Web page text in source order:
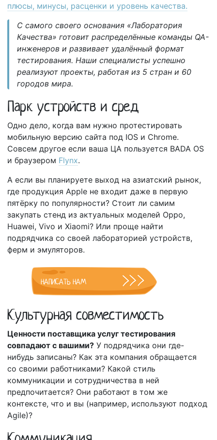
плюсы, минусы, расценки и уровень качества.
С самого своего основания «Лаборатория
Качества» готовит распределённые команды QA-
инженеров и развивает удалённый формат
тестирования. Наши специалисты успешно
реализуют проекты, работая из 5 стран и 60
городов мира.
Парк устройств и сред
Одно дело, когда вам нужно протестировать
мобильную версию сайта под IOS и Chrome.
Совсем другое если ваша ЦА пользуется BADA OS
и браузером Flynx.
А если вы планируете выход на азиатский рынок,
где продукция Apple не входит даже в первую
пятёрку по популярности? Стоит ли самим
закупать стенд из актуальных моделей Oppo,
Huawei, Vivo и Xiaomi? Или проще найти
подрядчика со своей лабораторией устройств,
ферм и эмуляторов.
НАПИСАТЬ НАМ
Культурная совместимость
Ценности поставщика услуг тестирования
совпадают с вашими? У подрядчика они где-
нибудь записаны? Как эта компания обращается
со своими работниками? Какой стиль
коммуникации и сотрудничества в ней
предпочитается? Они работают в том же
контексте, что и вы (например, используют подход
Аgile)?